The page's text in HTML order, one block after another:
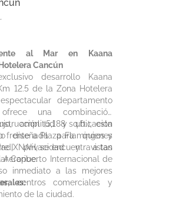
al Mar en Kaana
Cancún
desarrollo Kaana
12.5 de la Zona Hotelera
departamento
una combinación
amplitud y ubicación
frente a Plaza Flamingos y
IXNAH, se encuentra a tan
Internacional de
inmediato a las mejores
centros comerciales y
de la ciudad.
(5,188 sq.ft.), esta
diseñada para quienes
privacidad y vistas
Caribe.